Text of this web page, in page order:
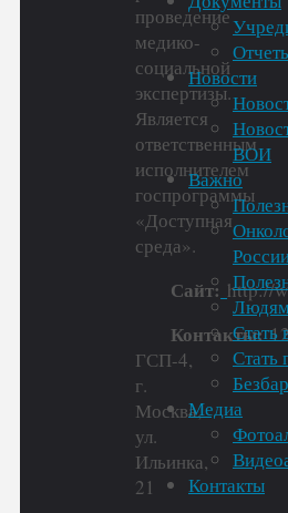
проведение
медико-
социальной
экспертизы.
Является
ответственным
исполнителем
госпрограммы
«Доступная
среда».
Сайт: http://
Контакты:
ГСП-4,
г.
Москва,
ул.
Ильинка,
21
Новости
ВОИ
Важно
Людям
Стать
Стать
Медиа
Контакты